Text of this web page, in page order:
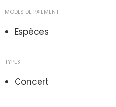
MODES DE PAIEMENT
Espèces
TYPES
Concert